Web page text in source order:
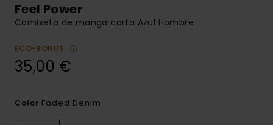
Feel Power
Camiseta de manga corta Azul Hombre
ECO-BONUS
35,00 €
Color Faded Denim